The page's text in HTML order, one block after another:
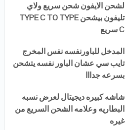
لشحن الايفون شحن سريع ولاي
تليفون بيشحن TYPE C TO TYPE
C سريع
المدخل للباورنفسه نفس المخرج
تايب سي عشان الباور نفسه يتشحن
بسرعه جدااا
شاشه كبيره ديجيتال لعرض نسبه
البطاريه وعلامه الشحن السريع من
غيره